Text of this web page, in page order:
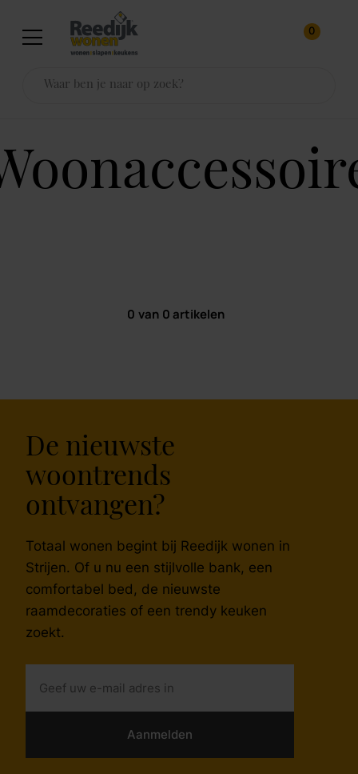
0
0 van 0 artikelen
De nieuwste
woontrends
ontvangen?
Totaal wonen begint bij Reedijk wonen in
Strijen. Of u nu een stijlvolle bank, een
comfortabel bed, de nieuwste
raamdecoraties of een trendy keuken
zoekt.
Aanmelden